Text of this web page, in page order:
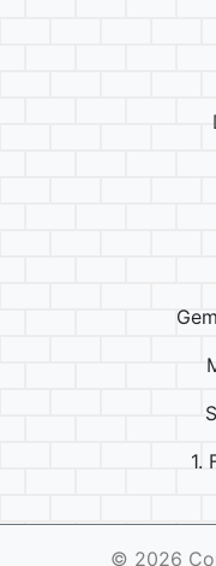
1.
© 2026